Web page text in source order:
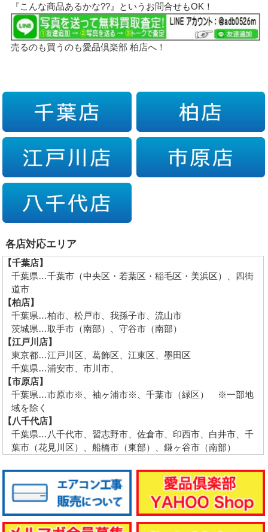
『こんな商品あるかな??』というお問合せもOK！
売るのも買うのも愛品倶楽部 柏店へ！
各店対応エリア
【千葉店】
千葉県…千葉市（中央区・若葉区・稲毛区・美浜区）、四街
道市
【柏店】
千葉県…柏市、松戸市、我孫子市、流山市
茨城県…取手市（南部）、守谷市（南部）
【江戸川店】
東京都…江戸川区、葛飾区、江東区、墨田区
千葉県…浦安市、市川市、
【市原店】
千葉県…市原市※、袖ヶ浦市※、千葉市（緑区） ※一部地
域を除く
【八千代店】
千葉県…八千代市、習志野市、佐倉市、印西市、白井市、千
葉市（花見川区）、船橋市（東部）、鎌ヶ谷市（南部）